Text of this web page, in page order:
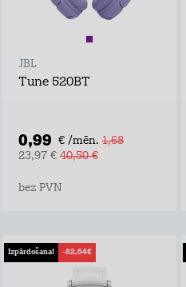
JBL
Tune 520BT
0,99 € /mēn. 1,68
23,97 € 40,50 €
bez PVN
Izpārdošana! -82,64€